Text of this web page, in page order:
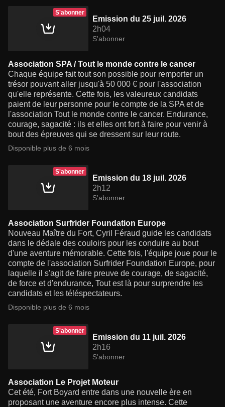
S'abonner
Emission du 25 juil. 2026
2h04
S'abonner
Association SPA / Tout le monde contre le cancer
Chaque équipe fait tout son possible pour remporter un
trésor pouvant aller jusqu'à 50 000 € pour l'association
qu'elle représente. Cette fois, les valeureux candidats
paient de leur personne pour le compte de la SPA et de
l'association Tout le monde contre le cancer. Endurance,
courage, sagacité : ils et elles ont fort à faire pour venir à
bout des épreuves qui se dressent sur leur route.
Disponible plus de 6 mois
S'abonner
Emission du 18 juil. 2026
2h12
S'abonner
Association Surfrider Foundation Europe
Nouveau Maître du Fort, Cyril Féraud guide les candidats
dans le dédale des couloirs pour les conduire au bout
d'une aventure mémorable. Cette fois, l'équipe joue pour le
compte de l'association Surfrider Foundation Europe, pour
laquelle il s'agit de faire preuve de courage, de sagacité,
de force et d'endurance, Tout est là pour surprendre les
candidats et les téléspectateurs.
Disponible plus de 6 mois
S'abonner
Emission du 11 juil. 2026
2h16
S'abonner
Association Le Projet Moteur
Cet été, Fort Boyard entre dans une nouvelle ère en
proposant une aventure encore plus intense. Cette